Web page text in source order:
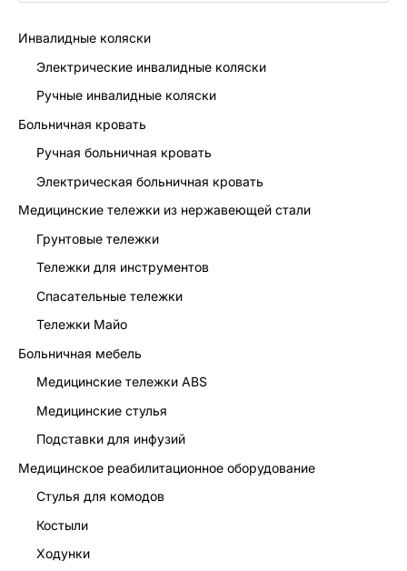
Инвалидные коляски
Электрические инвалидные коляски
Ручные инвалидные коляски
Больничная кровать
Ручная больничная кровать
Электрическая больничная кровать
Медицинские тележки из нержавеющей стали
Грунтовые тележки
Тележки для инструментов
Спасательные тележки
Тележки Майо
Больничная мебель
Медицинские тележки ABS
Медицинские стулья
Подставки для инфузий
Медицинское реабилитационное оборудование
Стулья для комодов
Костыли
Ходунки